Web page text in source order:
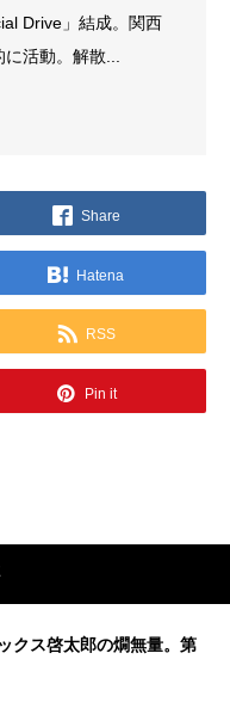
Drive」結成。関西
活動。解散...
Share
Hatena
RSS
Pin it
クス啓太郎の燗無量。第